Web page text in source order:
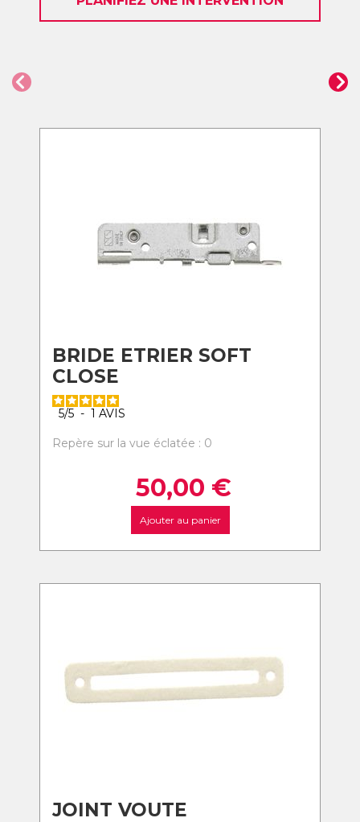
BRIDE ETRIER SOFT
CLOSE
5/5 - 1 AVIS
Repère sur la vue éclatée : 0
50,00 €
Ajouter au panier
JOINT VOUTE